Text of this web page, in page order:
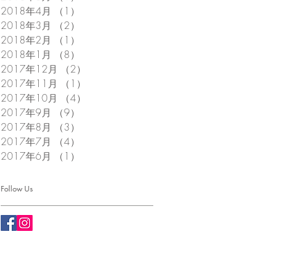
2018年4月
（1）
2018年3月
（2）
2018年2月
（1）
2018年1月
（8）
2017年12月
（2）
2017年11月
（1）
2017年10月
（4）
2017年9月
（9）
2017年8月
（3）
2017年7月
（4）
2017年6月
（1）
Follow Us